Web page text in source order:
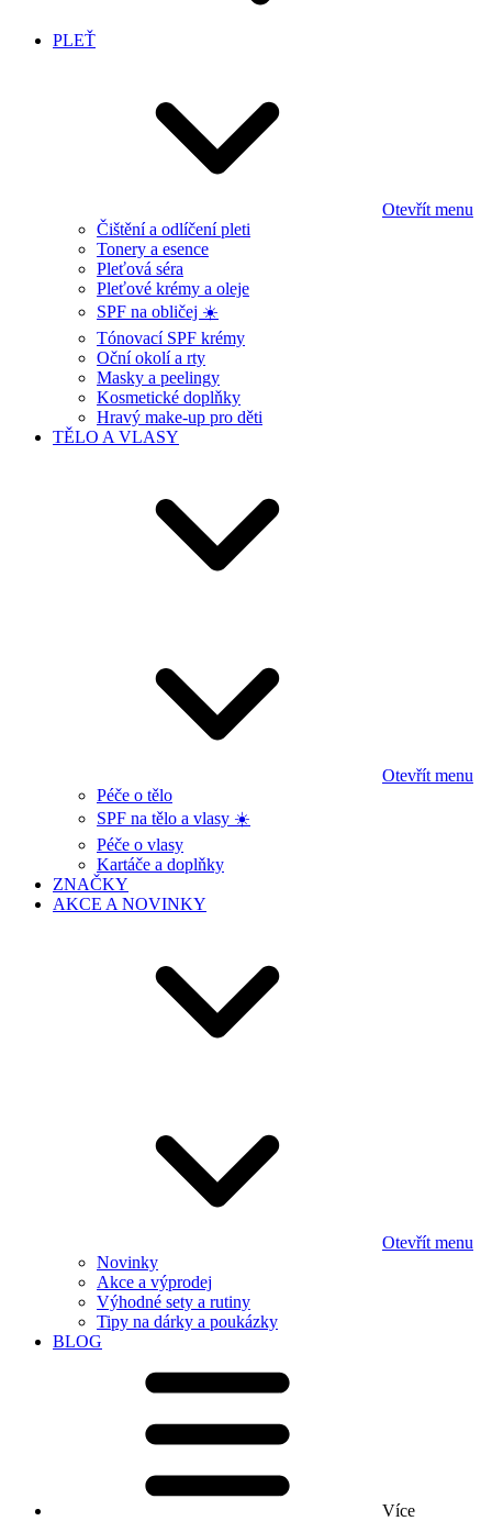
PLEŤ
Otevřít menu
Čištění a odlíčení pleti
Tonery a esence
Pleťová séra
Pleťové krémy a oleje
SPF na obličej ☀️
Tónovací SPF krémy
Oční okolí a rty
Masky a peelingy
Kosmetické doplňky
Hravý make-up pro děti
TĚLO A VLASY
Otevřít menu
Péče o tělo
SPF na tělo a vlasy ☀️
Péče o vlasy
Kartáče a doplňky
ZNAČKY
AKCE A NOVINKY
Otevřít menu
Novinky
Akce a výprodej
Výhodné sety a rutiny
Tipy na dárky a poukázky
BLOG
Více